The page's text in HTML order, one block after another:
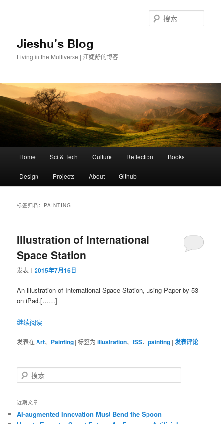
Jieshu's Blog
Living in the Multiverse | 汪婕舒的博客
索
跳
至
容
区
跳
至
容
区
Home Sci & Tech Culture Reflection Books
Design Projects About Github
标签归档： PAINTING
Illustration of International
Space Station
发表于2015年7月16日
An illustration of International Space Station, using Paper by 53
on iPad.[……]
继续阅读
发表在Art、 Painting |标签为 illustration、ISS、painting |发表评论
搜
索
近期文章
AI-augmented Innovation Must Bend the Spoon